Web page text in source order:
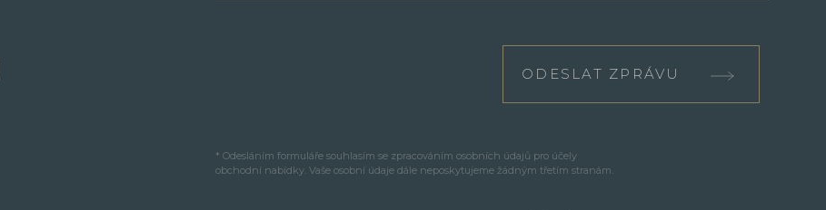
ODESLAT ZPRÁVU
* Odesláním formuláře souhlasím se zpracováním osobních údajů pro účely
obchodní nabídky. Vaše osobní údaje dále neposkytujeme žádným třetím stranám.